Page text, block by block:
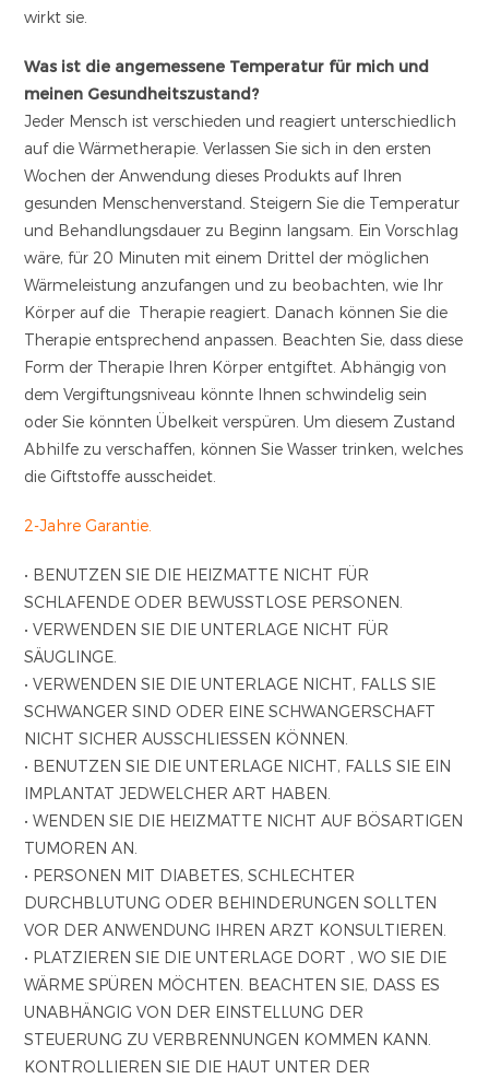
wirkt sie.
Was ist die angemessene Temperatur für mich und
meinen Gesundheitszustand?
Jeder Mensch ist verschieden und reagiert unterschiedlich
auf die Wärmetherapie. Verlassen Sie sich in den ersten
Wochen der Anwendung dieses Produkts auf Ihren
gesunden Menschenverstand. Steigern Sie die Temperatur
und Behandlungsdauer zu Beginn langsam. Ein Vorschlag
wäre, für 20 Minuten mit einem Drittel der möglichen
Wärmeleistung anzufangen und zu beobachten, wie Ihr
Körper auf die Therapie reagiert. Danach können Sie die
Therapie entsprechend anpassen. Beachten Sie, dass diese
Form der Therapie Ihren Körper entgiftet. Abhängig von
dem Vergiftungsniveau könnte Ihnen schwindelig sein
oder Sie könnten Übelkeit verspüren. Um diesem Zustand
Abhilfe zu verschaffen, können Sie Wasser trinken, welches
die Giftstoffe ausscheidet.
2-Jahre Garantie.
• BENUTZEN SIE DIE HEIZMATTE NICHT FÜR
SCHLAFENDE ODER BEWUSSTLOSE PERSONEN.
• VERWENDEN SIE DIE UNTERLAGE NICHT FÜR
SÄUGLINGE.
• VERWENDEN SIE DIE UNTERLAGE NICHT, FALLS SIE
SCHWANGER SIND ODER EINE SCHWANGERSCHAFT
NICHT SICHER AUSSCHLIESSEN KÖNNEN.
• BENUTZEN SIE DIE UNTERLAGE NICHT, FALLS SIE EIN
IMPLANTAT JEDWELCHER ART HABEN.
• WENDEN SIE DIE HEIZMATTE NICHT AUF BÖSARTIGEN
TUMOREN AN.
• PERSONEN MIT DIABETES, SCHLECHTER
DURCHBLUTUNG ODER BEHINDERUNGEN SOLLTEN
VOR DER ANWENDUNG IHREN ARZT KONSULTIEREN.
• PLATZIEREN SIE DIE UNTERLAGE DORT , WO SIE DIE
WÄRME SPÜREN MÖCHTEN. BEACHTEN SIE, DASS ES
UNABHÄNGIG VON DER EINSTELLUNG DER
STEUERUNG ZU VERBRENNUNGEN KOMMEN KANN.
KONTROLLIEREN SIE DIE HAUT UNTER DER